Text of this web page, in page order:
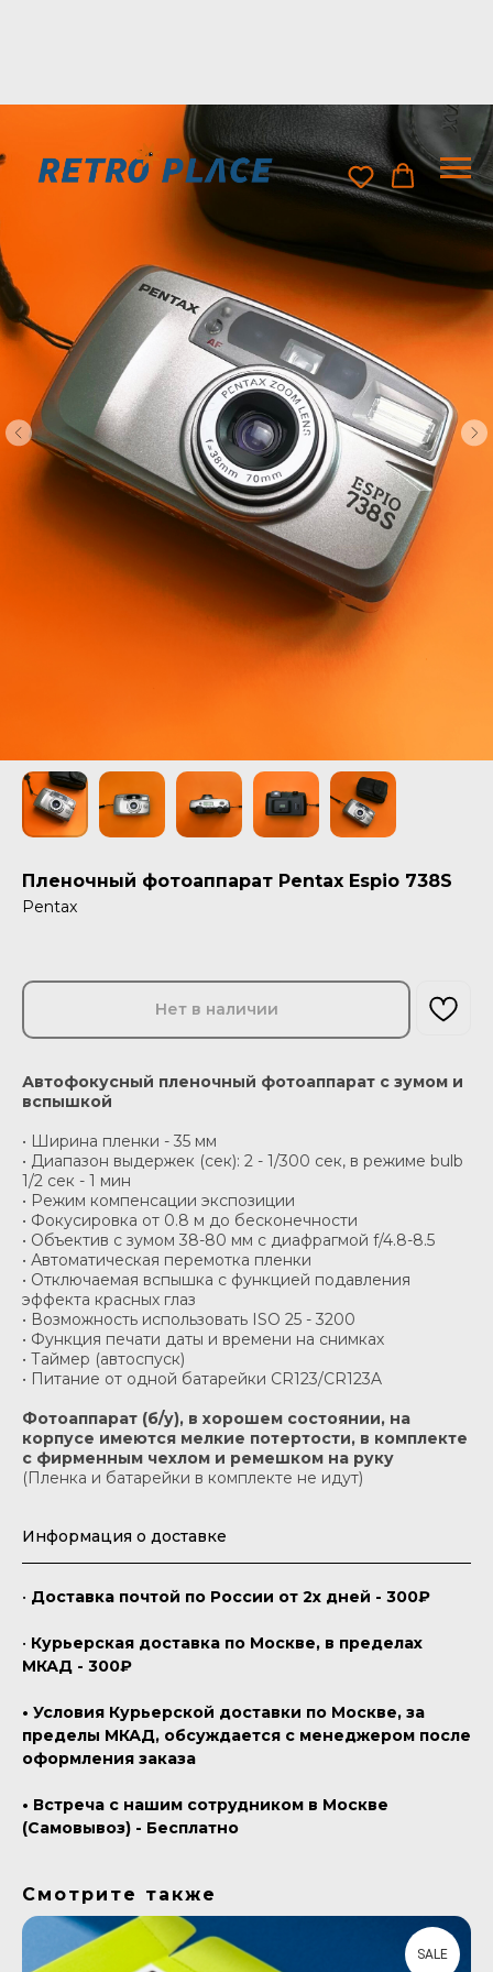
Пленочный фотоаппарат Pentax Espio 738S
Pentax
Нет в наличии
Автофокусный пленочный фотоаппарат с зумом и
вспышкой
• Ширина пленки - 35 мм
• Диапазон выдержек (сек): 2 - 1/300 сек, в режиме bulb
1/2 сек - 1 мин
• Режим компенсации экспозиции
• Фокусировка от 0.8 м до бесконечности
• Объектив с зумом 38-80 мм с диафрагмой f/4.8-8.5
• Автоматическая перемотка пленки
• Отключаемая вспышка с функцией подавления
эффекта красных глаз
• Возможность использовать ISO 25 - 3200
• Функция печати даты и времени на снимках
• Таймер (автоспуск)
• Питание от одной батарейки CR123/CR123A
Фотоаппарат (б/у), в хорошем состоянии, на
корпусе имеются мелкие потертости, в комплекте
с фирменным чехлом и ремешком на руку
(Пленка и батарейки в комплекте не идут)
Информация о доставке
• Доставка почтой по России от 2х дней - 300₽
• Курьерская доставка по Москве, в пределах
МКАД - 300₽
• Условия Курьерской доставки по Москве, за
пределы МКАД, обсуждается с менеджером после
оформления заказа
• Встреча с нашим сотрудником в Москве
(Самовывоз) - Бесплатно
Смотрите также
SALE